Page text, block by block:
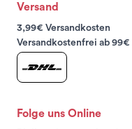
Versand
3,99€ Versandkosten
Versandkostenfrei ab 99€
Folge uns Online